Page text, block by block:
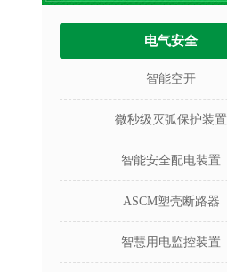
电气安全
智能空开
微秒级灭弧保护装置
智能安全配电装置
ASCM塑壳断路器
智慧用电监控装置